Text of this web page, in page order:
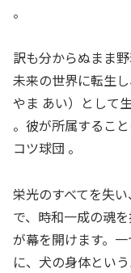
。
訳も分からぬまま
未来の世界に転生
やま あい）として
。彼が所属するこ
コツ球団 。
栄光のすべてを失
で、時和一成の魂
が幕を開けます。
に、犬の身体とい